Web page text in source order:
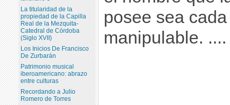
posee sea
manipulable. ....
La titularidad de la
propiedad de la Capilla
Real de la Mezquita-
Catedral de Córdoba
(Siglo XVII)
Los Inicios De Francisco
De Zurbarán
Patrimonio musical
iberoamericano: abrazo
entre culturas
Recordando a Julio
Romero de Torres